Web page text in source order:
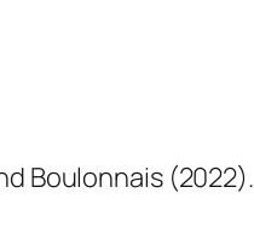
Boulonnais (2022).